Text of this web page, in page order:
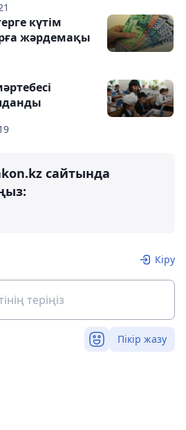
күтім
жәрдемақы
сайтында
Кіру
Пікір жазу